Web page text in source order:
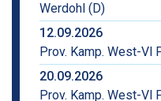
Werdohl (D)
12.09.2026
Prov. Kamp. West-Vl
20.09.2026
Prov. Kamp. West-Vl